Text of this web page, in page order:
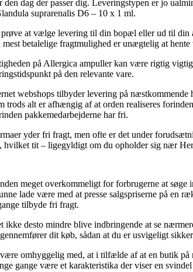
den dag der passer dig. Leveringstypen er jo
suprarenalis D6 – 10 x 1 ml.
at vælge levering til din bopæl eller ud til din
betalelige fragtmulighed er unægtelig at
på Allergica ampuller kan være rigtig
på den relevante vare.
webshops tilbyder levering på
trods alt er afhængig af at orden realiseres
pakkemedarbejderne har fri.
yder fri fragt, men ofte er det under
hvilket tit – ligegyldigt om du opholder sig nær
meget overkommeligt for forbrugerne at
lade være med at presse salgspriserne på en
tilbyde fri fragt.
ikke desto mindre blive indbringende at se
dit køb, sådan at du er usvigeligt
omhyggelig med, at i tilfælde af at en butik på
gange være et karakteristika der viser en